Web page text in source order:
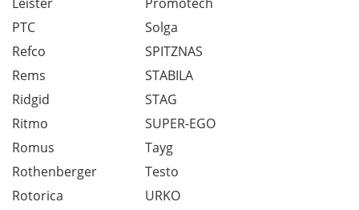
PTC
Refco
Rems
Ridgid
Ritmo
Romus
Rothenberger
Rotorica
Solga
SPITZNAS
STABILA
STAG
SUPER-EGO
Tayg
Testo
URKO